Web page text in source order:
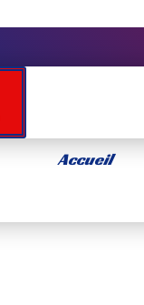
Accueil